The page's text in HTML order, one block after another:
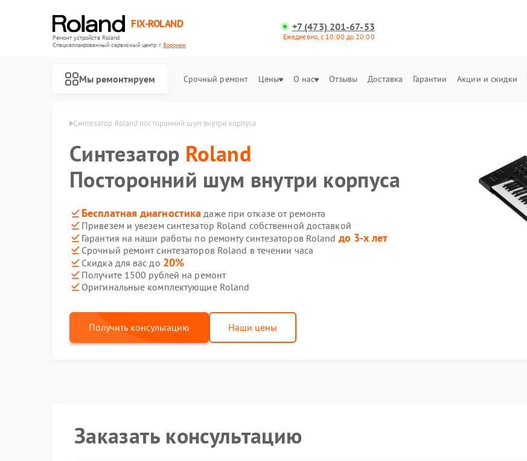
FIX-ROLAND
Ремонт устройств Roland
Специализированный cервисный центр г.Воронеж
+7 (473) 201-67-53
Ежедневно, с 10:00 до 20:00
Мы ремонтируем Срочный ремонт Цены О нас Отзывы Доставка Гарантии Акции и скидки
Roland в Воронеже Синтезатор Roland посторонний шум внутри корпуса
Синтезатор Roland
Посторонний шум внутри корпуса
Бесплатная диагностика даже при отказе от ремонта
Привезем и увезем синтезатор Roland собственной доставкой
Гарантия на наши работы по ремонту синтезаторов Roland до 3-х лет
Срочный ремонт синтезаторов Roland в течении часа
Скидка для вас до 20%
Получите 1500 рублей на ремонт
Оригинальные комплектующие Roland
Получить консультацию Наши цены
Заказать консультацию